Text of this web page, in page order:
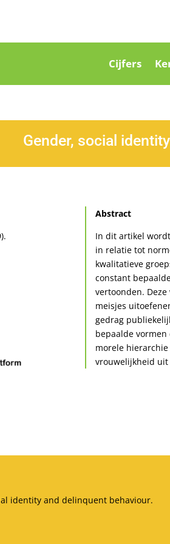
Cijfers
Gender, social
Abstract
In dit artikel
in relatie tot
kwalitatieve
constant
vertoonden.
meisjes
gedrag
bepaalde vormen
morele hierarchie
vrouwelijkheid uit
identity and delinquent behaviour.